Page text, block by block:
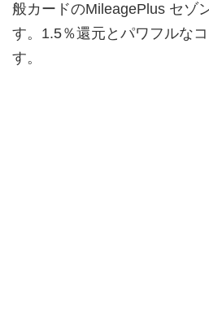
般カードのMileagePlus セゾ
す。1.5％還元とパワフルな
す。